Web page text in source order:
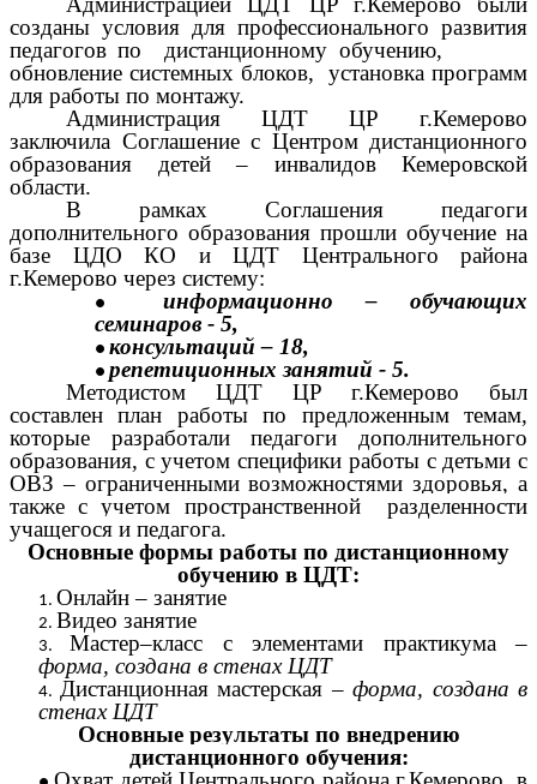
созданы условия для профессионального развития
педагогов по дистанционному обучению,
обновление системных блоков, установка программ
для работы по монтажу.
Администрация ЦДТ ЦР г.Кемерово
заключила Соглашение с Центром дистанционного
образования детей – инвалидов Кемеровской
области.
В рамках Соглашения педагоги
дополнительного образования прошли обучение на
базе ЦДО КО и ЦДТ Центрального района
г.Кемерово через систему:
информационно – обучающих
семинаров - 5,
консультаций – 18,
репетиционных занятий - 5.
Методистом ЦДТ ЦР г.Кемерово был
составлен план работы по предложенным темам,
которые разработали педагоги дополнительного
образования, с учетом специфики работы с детьми с
ОВЗ – ограниченными возможностями здоровья, а
также с учетом пространственной разделенности
учащегося и педагога.
Основные формы работы по дистанционному
обучению в ЦДТ:
Онлайн – занятие
Видео занятие
Мастер–класс с элементами практикума –
форма, создана в стенах ЦДТ
Дистанционная мастерская – форма, создана в
стенах ЦДТ
Основные результаты по внедрению
дистанционного обучения: